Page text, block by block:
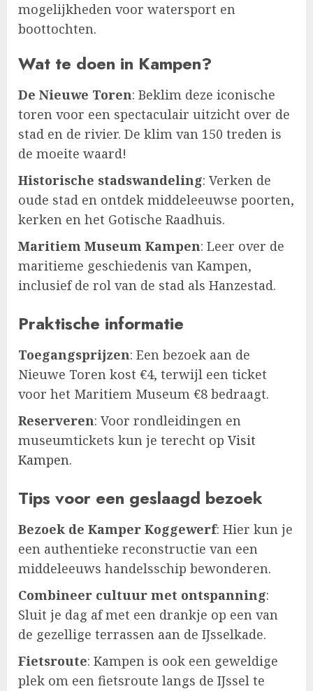
mogelijkheden voor watersport en
boottochten.
Wat te doen in Kampen?
De Nieuwe Toren: Beklim deze iconische
toren voor een spectaculair uitzicht over de
stad en de rivier. De klim van 150 treden is
de moeite waard!
Historische stadswandeling: Verken de
oude stad en ontdek middeleeuwse poorten,
kerken en het Gotische Raadhuis.
Maritiem Museum Kampen: Leer over de
maritieme geschiedenis van Kampen,
inclusief de rol van de stad als Hanzestad.
Praktische informatie
Toegangsprijzen: Een bezoek aan de
Nieuwe Toren kost €4, terwijl een ticket
voor het Maritiem Museum €8 bedraagt.
Reserveren: Voor rondleidingen en
museumtickets kun je terecht op Visit
Kampen.
Tips voor een geslaagd bezoek
Bezoek de Kamper Koggewerf: Hier kun je
een authentieke reconstructie van een
middeleeuws handelsschip bewonderen.
Combineer cultuur met ontspanning:
Sluit je dag af met een drankje op een van
de gezellige terrassen aan de IJsselkade.
Fietsroute: Kampen is ook een geweldige
plek om een fietsroute langs de IJssel te